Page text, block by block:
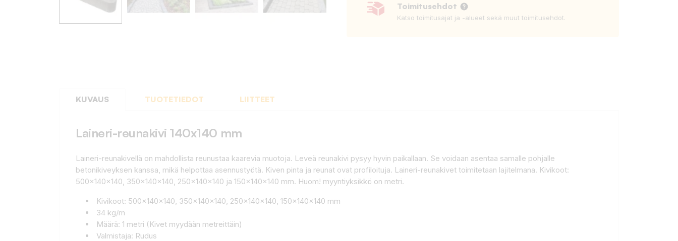
Toimitusehdot
Katso toimitusajat ja -alueet sekä muut toimitusehdot.
KUVAUS TUOTETIEDOT LIITTEET
Laineri-reunakivi 140x140 mm
Laineri-reunakivellä on mahdollista reunustaa kaarevia muotoja. Leveä reunakivi pysyy hyvin paikallaan. Se voidaan asentaa samalle pohjalle
betonikiveyksen kanssa, mikä helpottaa asennustyötä. Kiven pinta ja reunat ovat profiloituja. Laineri-reunakivet toimitetaan lajitelmana. Kivikoot:
500x140x140, 350x140x140, 250x140x140 ja 150x140x140 mm. Huom! myyntiyksikkö on metri.
Kivikoot: 500x140x140, 350x140x140, 250x140x140, 150x140x140 mm
34 kg/m
Määrä: 1 metri (Kivet myydään metreittäin)
Valmistaja: Rudus